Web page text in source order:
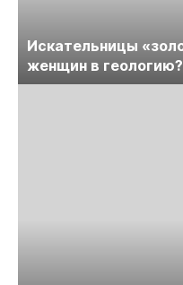
Искательницы
женщин в геологию?